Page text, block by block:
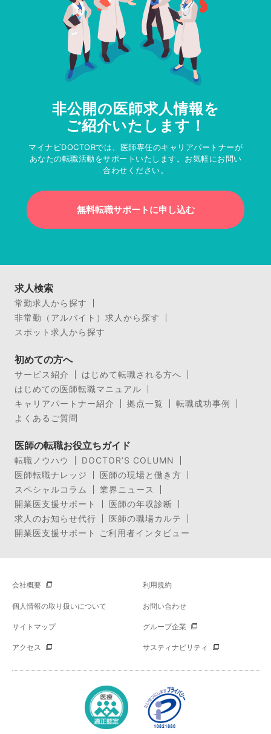
非公開の医師求人情報を
ご紹介いたします！
マイナビDOCTORでは、医師専任のキャリアパートナーが
あなたの転職活動をサポートいたします。お気軽にお問い
合わせください。
無料転職サポートに申し込む
求人検索
常勤求人から探す
非常勤（アルバイト）求人から探す
スポット求人から探す
初めての方へ
サービス紹介
はじめて転職される方へ
はじめての医師転職マニュアル
キャリアパートナー紹介
拠点一覧
転職成功事例
よくあるご質問
医師の転職お役立ちガイド
転職ノウハウ
DOCTOR’S COLUMN
医師転職ナレッジ
医師の現場と働き方
スペシャルコラム
業界ニュース
開業医支援サポート
医師の年収診断
求人のお知らせ代行
医師の職場カルテ
開業医支援サポート ご利用者インタビュー
会社概要 利用規約
個人情報の取り扱いについて お問い合わせ
サイトマップ グループ企業
アクセス サスティナビリティ